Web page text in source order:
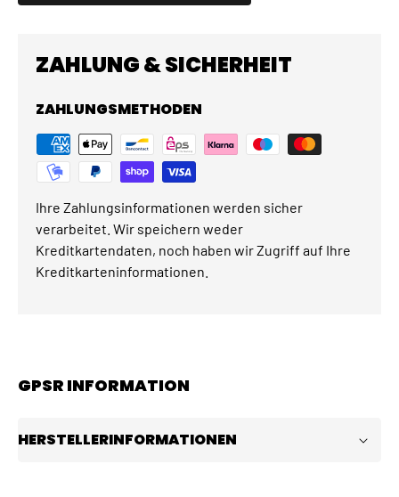
ZAHLUNG & SICHERHEIT
ZAHLUNGSMETHODEN
Ihre Zahlungsinformationen werden sicher
verarbeitet. Wir speichern weder
Kreditkartendaten, noch haben wir Zugriff auf Ihre
Kreditkarteninformationen.
GPSR INFORMATION
HERSTELLERINFORMATIONEN